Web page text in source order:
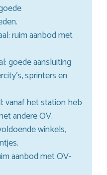
ruim aanbod met
goede aansluiting
sprinters en
vanaf het station heb
andere OV.
winkels,
aanbod met OV-